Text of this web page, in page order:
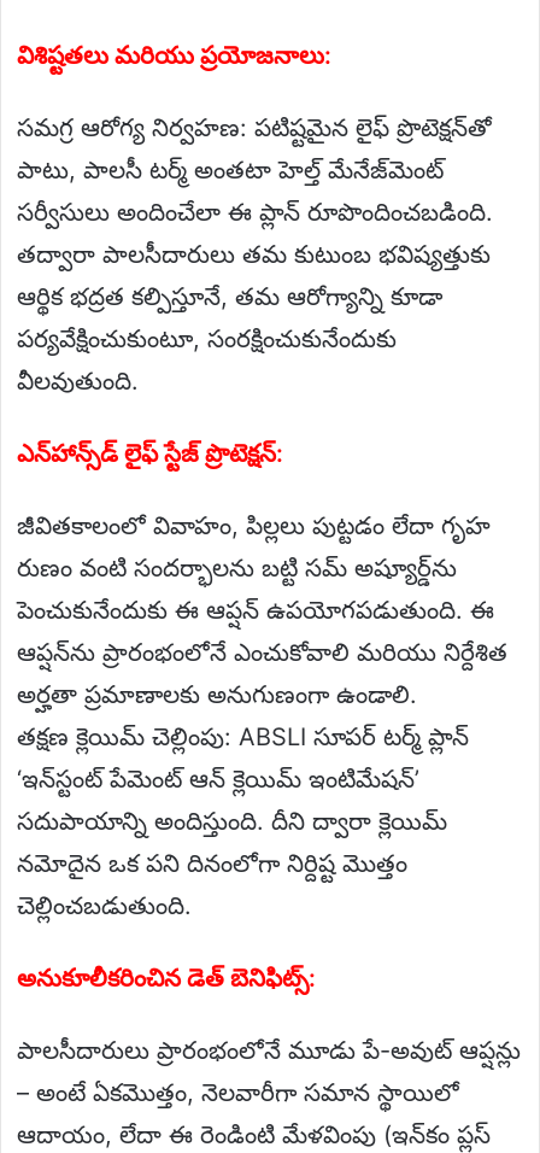
విశిష్టతలు మరియు ప్రయోజనాలు:
సమగ్ర ఆరోగ్య నిర్వహణ: పటిష్టమైన లైఫ్ ప్రొటెక్షన్‌తో
పాటు, పాలసీ టర్మ్ అంతటా హెల్త్ మేనేజ్‌మెంట్
సర్వీసులు అందించేలా ఈ ప్లాన్ రూపొందించబడింది.
తద్వారా పాలసీదారులు తమ కుటుంబ భవిష్యత్తుకు
ఆర్థిక భద్రత కల్పిస్తూనే, తమ ఆరోగ్యాన్ని కూడా
పర్యవేక్షించుకుంటూ, సంరక్షించుకునేందుకు
వీలవుతుంది.
ఎన్‌హాన్స్‌డ్ లైఫ్ స్టేజ్ ప్రొటెక్షన్:
జీవితకాలంలో వివాహం, పిల్లలు పుట్టడం లేదా గృహ
రుణం వంటి సందర్భాలను బట్టి సమ్ అష్యూర్డ్‌ను
పెంచుకునేందుకు ఈ ఆప్షన్ ఉపయోగపడుతుంది. ఈ
ఆప్షన్‌ను ప్రారంభంలోనే ఎంచుకోవాలి మరియు నిర్దేశిత
అర్హతా ప్రమాణాలకు అనుగుణంగా ఉండాలి.
తక్షణ క్లెయిమ్ చెల్లింపు: ABSLI సూపర్ టర్మ్ ప్లాన్
‘ఇన్‌స్టంట్ పేమెంట్ ఆన్ క్లెయిమ్ ఇంటిమేషన్’
సదుపాయాన్ని అందిస్తుంది. దీని ద్వారా క్లెయిమ్
నమోదైన ఒక పని దినంలోగా నిర్దిష్ట మొత్తం
చెల్లించబడుతుంది.
అనుకూలీకరించిన డెత్ బెనిఫిట్స్:
పాలసీదారులు ప్రారంభంలోనే మూడు పే-అవుట్ ఆప్షన్లు
– అంటే ఏకమొత్తం, నెలవారీగా సమాన స్థాయిలో
ఆదాయం, లేదా ఈ రెండింటి మేళవింపు (ఇన్‌కం ప్లస్‌